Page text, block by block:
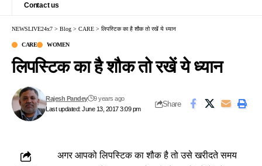
Contact us
NEWSLIVE24x7 > Blog > CARE > लिपस्टिक का है शौक तो रखें ये ध्यान
CARE WOMEN
लिपस्टिक का है शौक तो रखें ये ध्यान
Last updated: June 13, 2017 3:09 pm
Rajesh Pandey 9 years ago
Share
अगर आपको लिपस्टिक का शौक है तो उसे खरीदते समय